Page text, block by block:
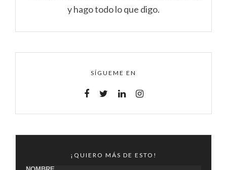
y hago todo lo que digo.
SÍGUEME EN
¡QUIERO MÁS DE ESTO!